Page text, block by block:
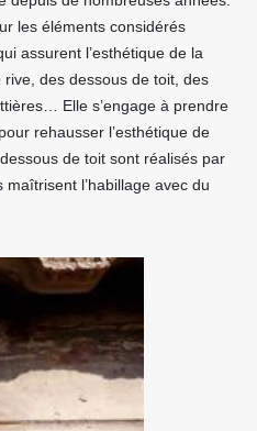
les éléments considérés
assurent l’esthétique de la
rive, des dessous de toit, des
Elle s’engage à prendre
rehausser l’esthétique de
de toit sont réalisés par
l’habillage avec du